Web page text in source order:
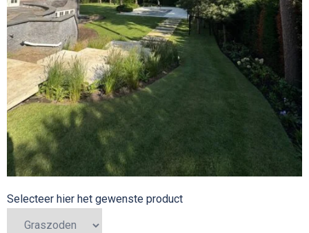
Selecteer hier het gewenste product